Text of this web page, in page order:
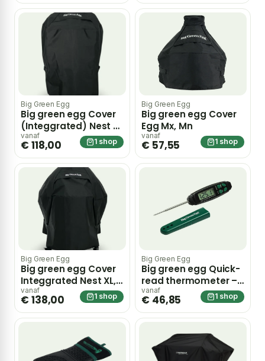
Big Green Egg
Big green egg Cover
(Integgrated) Nest M,
S, Portable Nest Mx
vanaf
€ 118,00 1 shop
Big Green Egg
Big green egg Cover
Egg Mx, Mn
vanaf
€ 57,55 1 shop
Big Green Egg
Big green egg Cover
Integgrated Nest XL,
L, Frame M
vanaf
€ 138,00 1 shop
Big Green Egg
Big green egg Quick-
read thermometer –
groen
vanaf
€ 46,85 1 shop